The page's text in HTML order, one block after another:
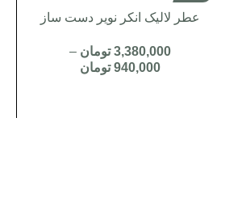
عطر لالیک انکر نویر دست ساز
3,380,000 تومان –
940,000 تومان